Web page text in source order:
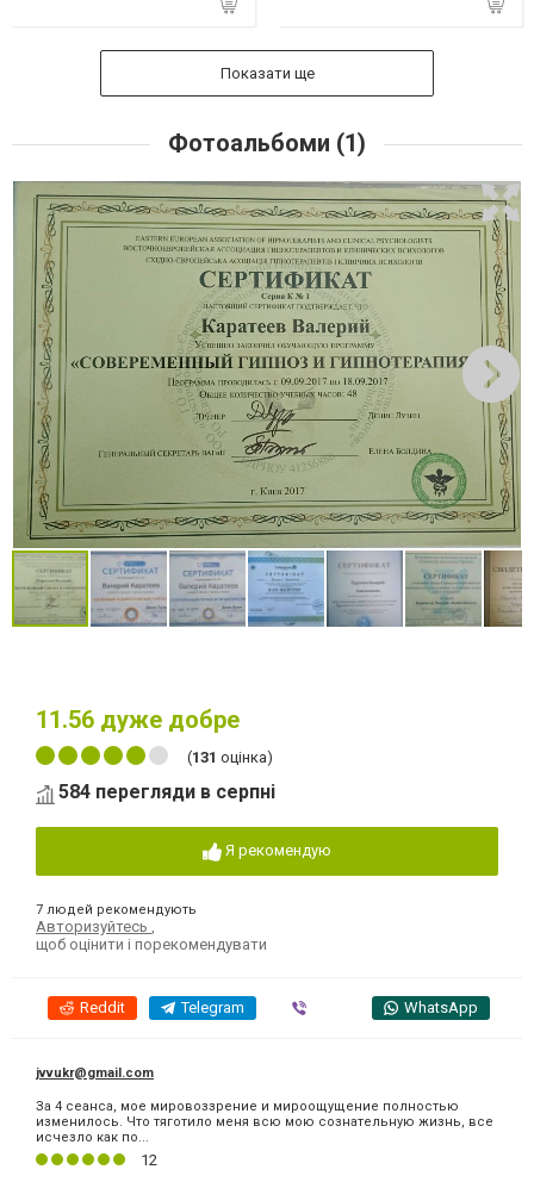
Фотоальбоми (1)
11.56дуже добре
(131 оцінка)
584 перегляди в серпні
7 людей рекомендують
jvvukr@gmail.com
изменилось. Что тяготило меня всю мою сознательную жизнь, все